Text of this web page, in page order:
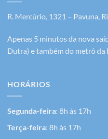
R. Mercúrio, 1321 – Pavuna,
Apenas 5 minutos da nova
Dutra) e também do metrô da
HORÁRIOS
Segunda-feira: 8h às 17h
Terça-feira: 8h às 17h